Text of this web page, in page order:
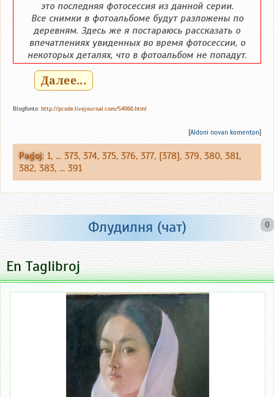
это последняя фотосессия из данной серии.
Все снимки в фотоальбоме будут разложены по
деревням. Здесь же я постараюсь рассказать о
впечатлениях увиденных во время фотосессии, о
некоторых деталях, что в фотоальбом не попадут.
Далее...
Blogfonto: http://pcode.livejournal.com/54966.html
[Aldoni novan komenton]
Paĝoj: 1, ... 373, 374, 375, 376, 377, [378], 379, 380, 381,
382, 383, ... 391
0
Флудилня (чат)
En Taglibroj